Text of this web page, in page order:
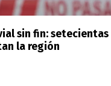
sin fin:
la región